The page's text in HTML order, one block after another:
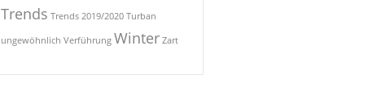
Trends Trends 2019/2020 Turban
ungewöhnlich Verführung Winter Zart